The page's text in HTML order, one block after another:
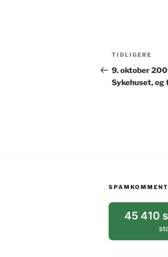
Forrige
innlegg
TIDLIGERE
9. oktober
Sykehuset, og
45 410